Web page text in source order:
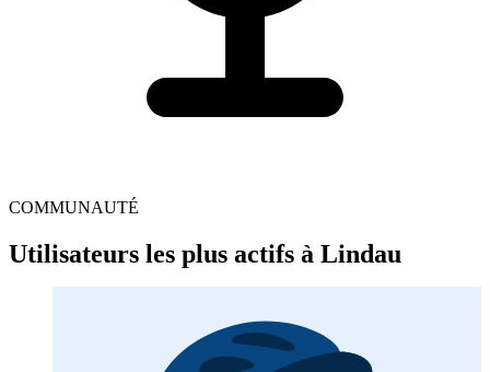
COMMUNAUTÉ
Utilisateurs les plus actifs à Lindau